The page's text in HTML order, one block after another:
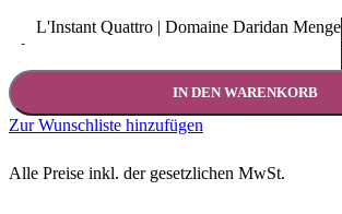
-
L'Instant Quattro | Domaine Daridan Menge
IN DEN WARENKORB
Zur Wunschliste hinzufügen
Alle Preise inkl. der gesetzlichen MwSt.